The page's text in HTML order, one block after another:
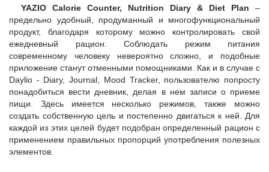
YAZIO Calorie Counter, Nutrition Diary & Diet Plan –
предельно удобный, продуманный и многофункциональный
продукт, благодаря которому можно контролировать свой
ежедневный рацион. Соблюдать режим питания
современному человеку невероятно сложно, и подобные
приложение станут отменными помощниками. Как и в случае с
Daylio - Diary, Journal, Mood Tracker, пользователю попросту
понадобиться вести дневник, делая в нем записи о приеме
пищи. Здесь имеется несколько режимов, также можно
создать собственную цель и постепенно двигаться к ней. Для
каждой из этих целей будет подобран определенный рацион с
применением правильных пропорций употребления полезных
элементов.